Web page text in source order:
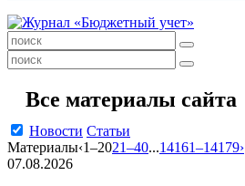
Все материалы сайта
Новости Статьи
Материалы‹1–2021–40...14161–14179›
07.08.2026